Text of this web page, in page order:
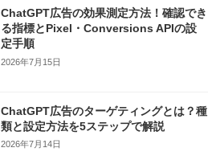
ChatGPT広告の効果測定方法！確認でき
る指標とPixel・Conversions APIの設
定手順
2026年7月15日
ChatGPT広告のターゲティングとは？種
類と設定方法を5ステップで解説
2026年7月14日